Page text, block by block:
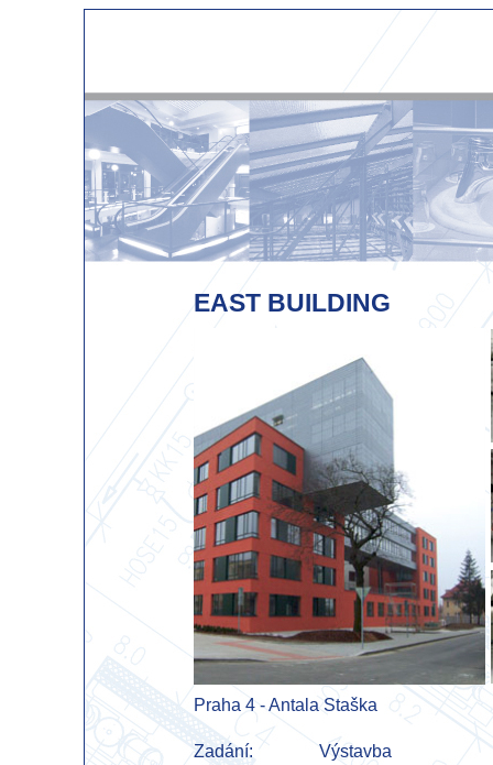
EAST BUILDING
Praha 4 - Antala Staška
Zadání:
Výstavba